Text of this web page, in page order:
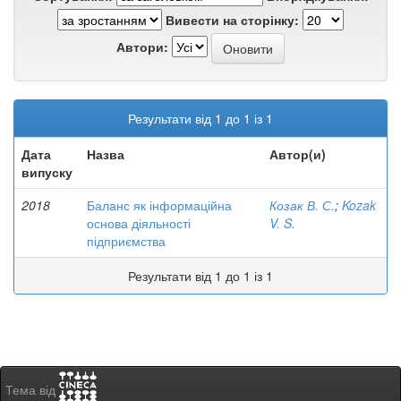
Вивести на сторінку:
Автори:
Результати від 1 до 1 із 1
Дата
випуску
Назва Автор(и)
2018
Баланс як інформаційна
основа діяльності
підприємства
Козак В. С.; Kozak
V. S.
Результати від 1 до 1 із 1
Тема від